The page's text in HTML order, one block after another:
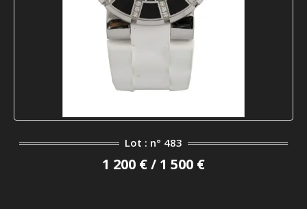
Lot : n° 483
1 200 € / 1 500 €